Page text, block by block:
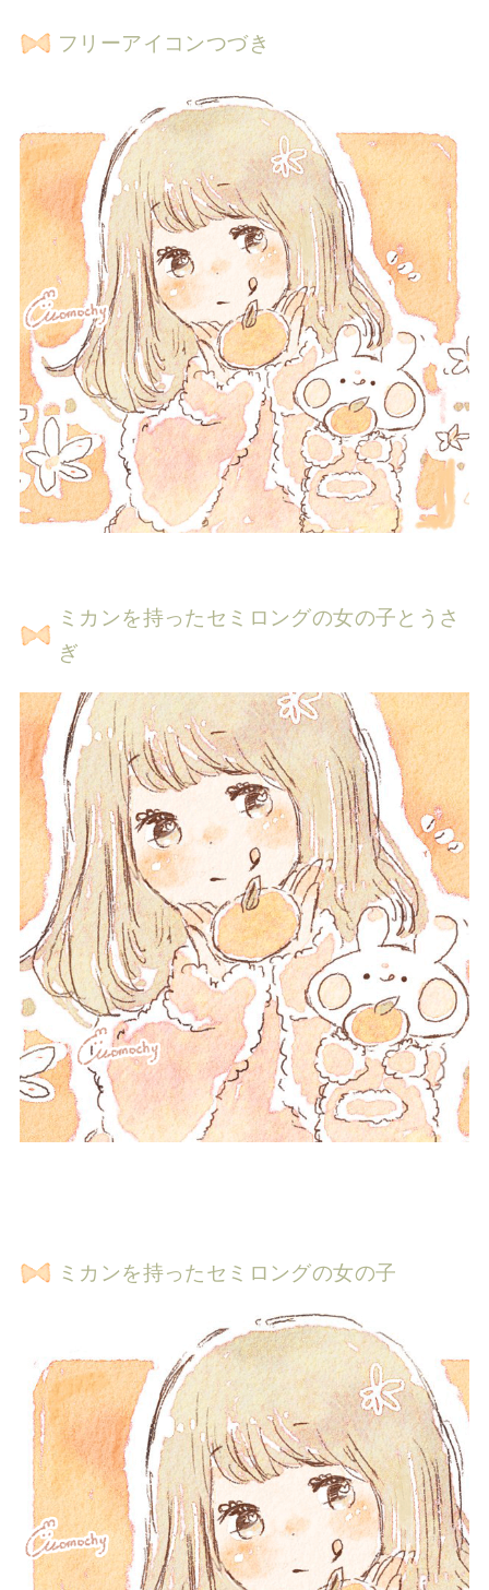
フリーアイコンつづき
ミカンを持ったセミロングの女の子とうさ
ぎ
ミカンを持ったセミロングの女の子